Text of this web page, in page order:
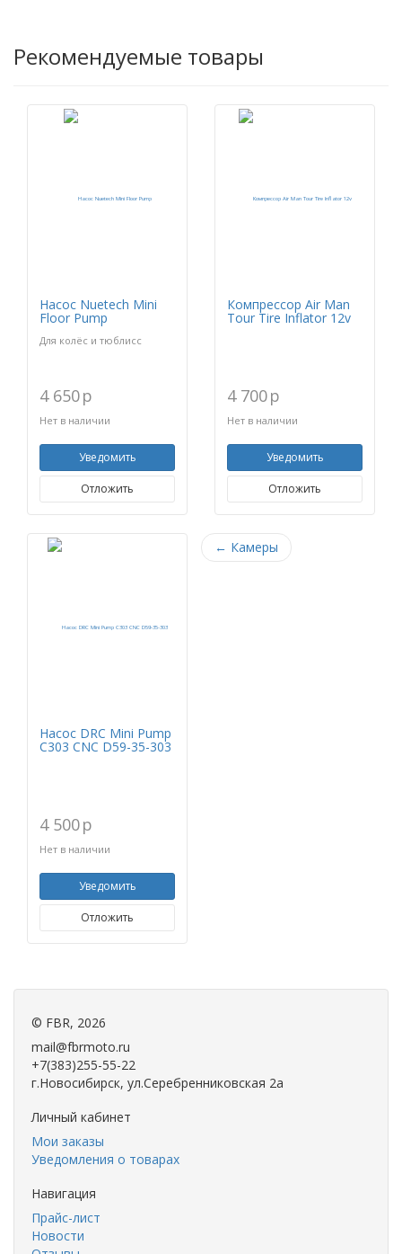
Рекомендуемые товары
Насос Nuetech Mini
Floor Pump
Для колёс и тюблисс
4 650p
Нет в наличии
Уведомить
Отложить
Компрессор Air Man
Tour Tire Inflator 12v
4 700p
Нет в наличии
Уведомить
Отложить
Насос DRC Mini Pump
C303 CNC D59-35-303
4 500p
Нет в наличии
Уведомить
Отложить
← Камеры
© FBR, 2026
mail@fbrmoto.ru
+7(383)255-55-22
г.Новосибирск, ул.Серебренниковская 2а
Личный кабинет
Мои заказы
Уведомления о товарах
Навигация
Прайс-лист
Новости